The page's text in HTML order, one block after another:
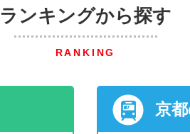
ランキングから探す
RANKING
京